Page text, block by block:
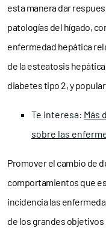
esta manera dar
patologías del hígado,
enfermedad hepática
de la esteatosis
diabetes tipo 2, y
Te interesa: Más
sobre las
Promover el cambio de
comportamientos que
incidencia las
de los grandes